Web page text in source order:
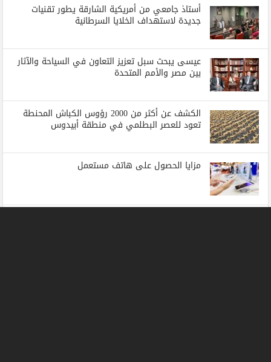
أستاذ جامعي من أمريكية الشارقة يطور تقنيات
جديدة لاستهداف الخلايا السرطانية
عيسى يبحث سبل تعزيز التعاون في السياحة والآثار
بين مصر والأمم المتحدة
الكشف عن أكثر من 2000 رؤوس الكباش المحنطة
تعود للعصر البطلمي في منطقة أبيدوس
مزايا الحصول على هاتف مستعمل